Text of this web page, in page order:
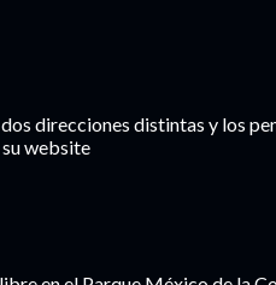
direcciones distintas y los
su website